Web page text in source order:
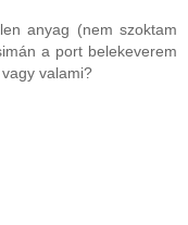
anyag (nem szoktam
a port belekeverem
valami?